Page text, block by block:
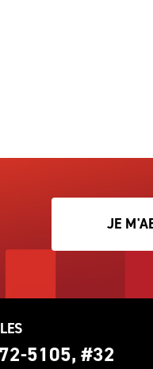
JE
5105, #32